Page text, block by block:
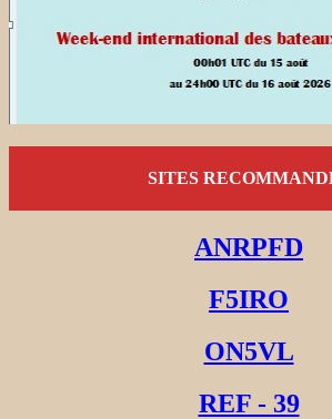
SITES
ANRPFD
F5IRO
ON5VL
REF - 39